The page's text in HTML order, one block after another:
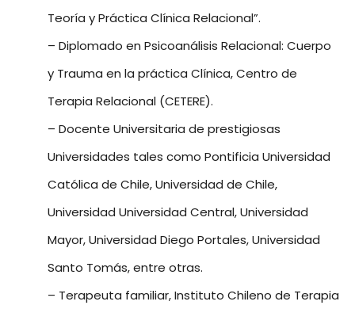
Teoría y Práctica Clínica Relacional”.
– Diplomado en Psicoanálisis Relacional: Cuerpo
y Trauma en la práctica Clínica, Centro de
Terapia Relacional (CETERE).
– Docente Universitaria de prestigiosas
Universidades tales como Pontificia Universidad
Católica de Chile, Universidad de Chile,
Universidad Universidad Central, Universidad
Mayor, Universidad Diego Portales, Universidad
Santo Tomás, entre otras.
– Terapeuta familiar, Instituto Chileno de Terapia